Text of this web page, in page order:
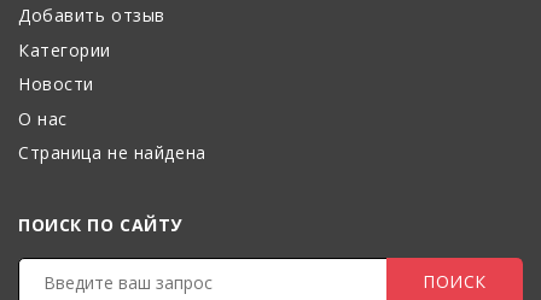
Добавить отзыв
Категории
Новости
О нас
Страница не найдена
ПОИСК ПО САЙТУ
ПОИСК